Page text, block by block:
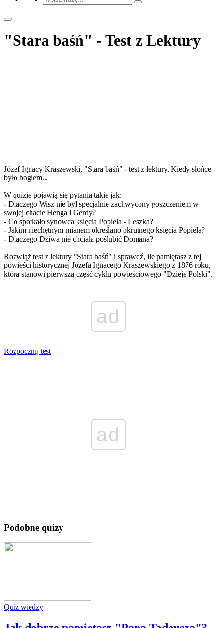
"Stara baśń" - Test z Lektury
Józef Ignacy Kraszewski, "Stara baśń" - test z lektury. Kiedy słońce
było bogiem...
W quizie pojawią się pytania takie jak:
- Dlaczego Wisz nie był specjalnie zachwycony goszczeniem w
swojej chacie Henga i Gerdy?
- Co spotkało synowca księcia Popiela - Leszka?
- Jakim niechętnym mianem określano okrutnego księcia Popiela?
- Dlaczego Dziwa nie chciała poślubić Domana?
Rozwiąż test z lektury "Stara baśń" i sprawdź, ile pamiętasz z tej
powieści historycznej Józefa Ignacego Kraszewskiego z 1876 roku,
która stanowi pierwszą część cyklu powieściowego "Dzieje Polski".
ad
Rozpocznij test
ad
Podobne quizy
Quiz wiedzy